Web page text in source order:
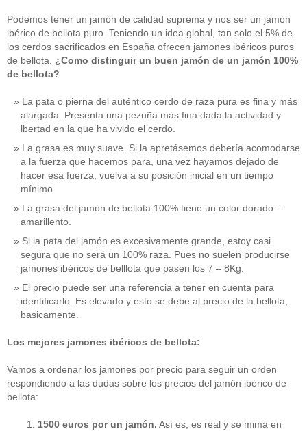
Podemos tener un jamón de calidad suprema y nos ser un jamón
ibérico de bellota puro. Teniendo un idea global, tan solo el 5% de
los cerdos sacrificados en España ofrecen jamones ibéricos puros
de bellota. ¿Como distinguir un buen jamón de un jamón 100%
de bellota?
La pata o pierna del auténtico cerdo de raza pura es fina y más
alargada. Presenta una pezuña más fina dada la actividad y
lbertad en la que ha vivido el cerdo.
La grasa es muy suave. Si la apretásemos debería acomodarse
a la fuerza que hacemos para, una vez hayamos dejado de
hacer esa fuerza, vuelva a su posición inicial en un tiempo
mínimo.
La grasa del jamón de bellota 100% tiene un color dorado –
amarillento.
Si la pata del jamón es excesivamente grande, estoy casi
segura que no será un 100% raza. Pues no suelen producirse
jamones ibéricos de belllota que pasen los 7 – 8Kg.
El precio puede ser una referencia a tener en cuenta para
identificarlo. Es elevado y esto se debe al precio de la bellota,
basicamente.
Los mejores jamones ibéricos de bellota:
Vamos a ordenar los jamones por precio para seguir un orden
respondiendo a las dudas sobre los precios del jamón ibérico de
bellota:
1500 euros por un jamón. Así es, es real y se mima en